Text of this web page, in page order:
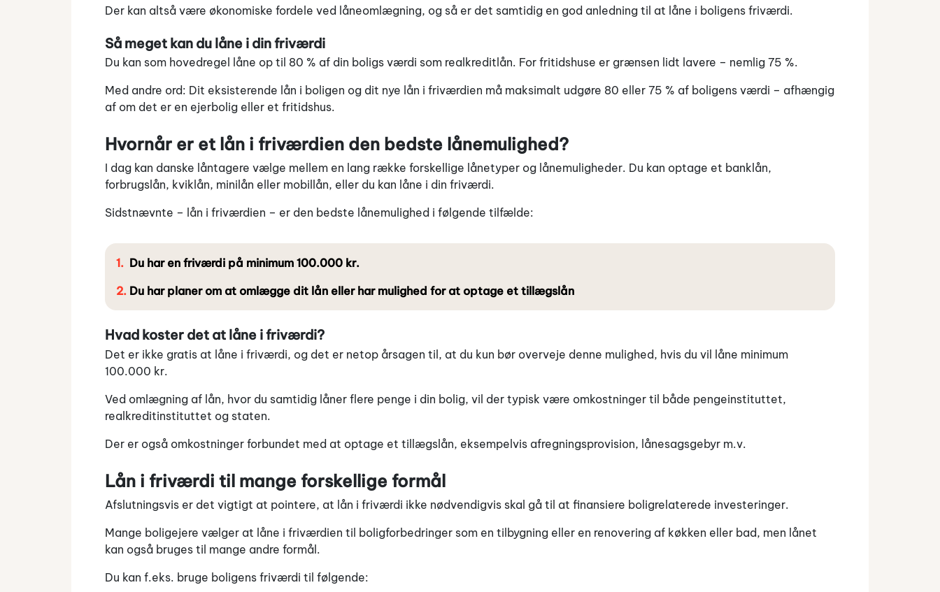
Der kan altså være økonomiske fordele ved låneomlægning, og så er det samtidig en god anledning til at låne i boligens friværdi.
Så meget kan du låne i din friværdi
Du kan som hovedregel låne op til 80 % af din boligs værdi som realkreditlån. For fritidshuse er grænsen lidt lavere – nemlig 75 %.
Med andre ord: Dit eksisterende lån i boligen og dit nye lån i friværdien må maksimalt udgøre 80 eller 75 % af boligens værdi – afhængig
af om det er en ejerbolig eller et fritidshus.
Hvornår er et lån i friværdien den bedste lånemulighed?
I dag kan danske låntagere vælge mellem en lang række forskellige lånetyper og lånemuligheder. Du kan optage et banklån,
forbrugslån, kviklån, minilån eller mobillån, eller du kan låne i din friværdi.
Sidstnævnte – lån i friværdien – er den bedste lånemulighed i følgende tilfælde:
Du har en friværdi på minimum 100.000 kr.
Du har planer om at omlægge dit lån eller har mulighed for at optage et tillægslån
Hvad koster det at låne i friværdi?
Det er ikke gratis at låne i friværdi, og det er netop årsagen til, at du kun bør overveje denne mulighed, hvis du vil låne minimum
100.000 kr.
Ved omlægning af lån, hvor du samtidig låner flere penge i din bolig, vil der typisk være omkostninger til både pengeinstituttet,
realkreditinstituttet og staten.
Der er også omkostninger forbundet med at optage et tillægslån, eksempelvis afregningsprovision, lånesagsgebyr m.v.
Lån i friværdi til mange forskellige formål
Afslutningsvis er det vigtigt at pointere, at lån i friværdi ikke nødvendigvis skal gå til at finansiere boligrelaterede investeringer.
Mange boligejere vælger at låne i friværdien til boligforbedringer som en tilbygning eller en renovering af køkken eller bad, men lånet
kan også bruges til mange andre formål.
Du kan f.eks. bruge boligens friværdi til følgende: